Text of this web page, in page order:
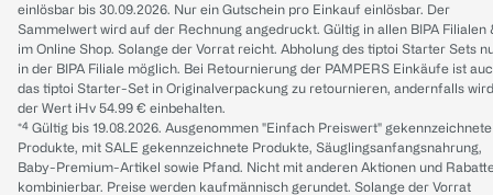
einlösbar bis 30.09.2026. Nur ein Gutschein pro Einkauf einlösbar. Der
Sammelwert wird auf der Rechnung angedruckt. Gültig in allen BIPA Filialen
im Online Shop. Solange der Vorrat reicht. Abholung des tiptoi Starter Sets
in der BIPA Filiale möglich. Bei Retournierung der PAMPERS Einkäufe ist
das tiptoi Starter-Set in Originalverpackung zu retournieren, andernfalls wird
der Wert iHv 54.99 € einbehalten.
*⁴ Gültig bis 19.08.2026. Ausgenommen "Einfach Preiswert" gekennzeichnete
Produkte, mit SALE gekennzeichnete Produkte, Säuglingsanfangsnahrung,
Baby-Premium-Artikel sowie Pfand. Nicht mit anderen Aktionen und
kombinierbar. Preise werden kaufmännisch gerundet. Solange der Vorrat